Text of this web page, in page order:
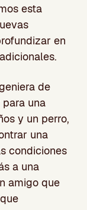
esta
en
de
para una
y un perro,
una
condiciones
a una
amigo que